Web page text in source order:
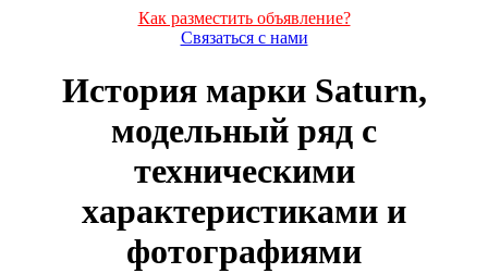
Как разместить объявление?
Связаться с нами
История марки Saturn,
модельный ряд с
техническими
характеристиками и
фотографиями